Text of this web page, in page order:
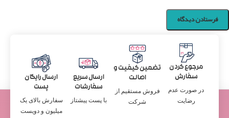
مرجوع کردن
سفارش
در صورت عدم
رضایت
تضمین کیفیت و
اصالت
فروش مستقیم از
شرکت
ارسال سریع
سفارشات
با پست پیشتاز
ارسال رایگان
پست
سفارش بالای یک
میلیون و دویست